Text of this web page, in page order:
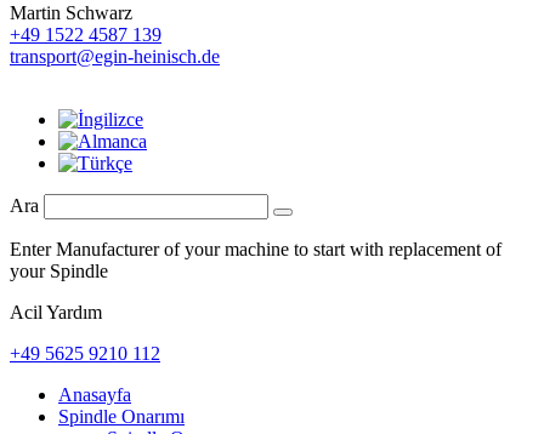
Martin Schwarz
+49 1522 4587 139
transport@egin-heinisch.de
Ara
Enter Manufacturer of your machine to start with replacement of
your Spindle
Acil Yardım
+49 5625 9210 112
Anasayfa
Spindle Onarımı